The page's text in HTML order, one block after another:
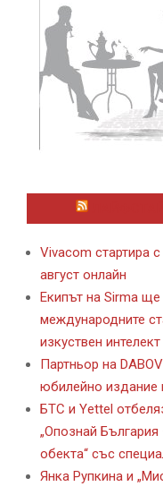
Vivacom стартира
август онлайн
Екипът на Sirma
международните
изкуствен
Партньор на
юбилейно издание
БТС и Yettel
„Опознай България
обекта“ със
Янка Рупкина и